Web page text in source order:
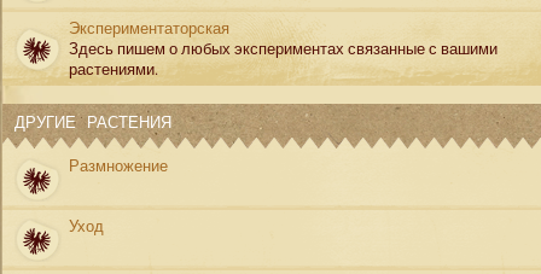
Экспериментаторская
Здесь пишем о любых экспериментах связанные с вашими
растениями.
ДРУГИЕ РАСТЕНИЯ
Размножение
Уход